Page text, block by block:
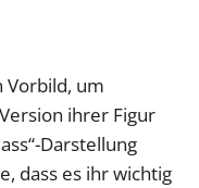
Vorbild, um
ihrer Figur
Darstellung
dass es ihr wichtig